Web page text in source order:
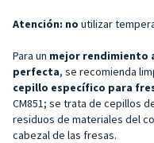
Atención: no utilizar
Para un mejor rendimiento
perfecta, se recomienda
cepillo específico para
CM851; se trata de cepillos
residuos de materiales del
cabezal de las fresas.